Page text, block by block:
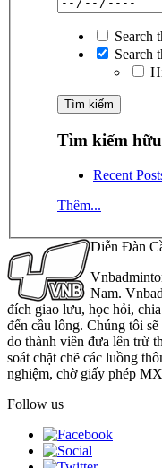
Search
Search
Tìm kiếm
Recent
Thêm...
Diễn Đàn
Nam.
đích giao lưu, học hỏi,
đến cầu lông. Chúng tôi
do thành viên đưa lên trừ
soát chặt chẽ các luồng
nghiệm, chờ giấy phép
Follow us